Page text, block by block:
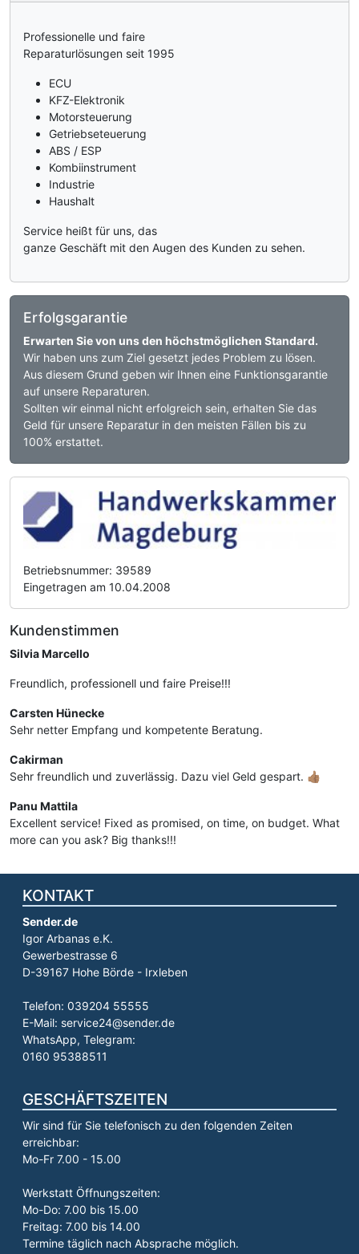
Professionelle und faire
Reparaturlösungen seit 1995
ECU
KFZ-Elektronik
Motorsteuerung
Getriebseteuerung
ABS / ESP
Kombiinstrument
Industrie
Haushalt
Service heißt für uns, das
ganze Geschäft mit den Augen des Kunden zu sehen.
Erfolgsgarantie
Erwarten Sie von uns den höchstmöglichen Standard.
Wir haben uns zum Ziel gesetzt jedes Problem zu lösen.
Aus diesem Grund geben wir Ihnen eine Funktionsgarantie
auf unsere Reparaturen.
Sollten wir einmal nicht erfolgreich sein, erhalten Sie das
Geld für unsere Reparatur in den meisten Fällen bis zu
100% erstattet.
Betriebsnummer: 39589
Eingetragen am 10.04.2008
Kundenstimmen
Silvia Marcello
Freundlich, professionell und faire Preise!!!
Carsten Hünecke
Sehr netter Empfang und kompetente Beratung.
Cakirman
Sehr freundlich und zuverlässig. Dazu viel Geld gespart. 👍🏽
Panu Mattila
Excellent service! Fixed as promised, on time, on budget. What
more can you ask? Big thanks!!!
KONTAKT
Sender.de
Igor Arbanas e.K.
Gewerbestrasse 6
D-39167 Hohe Börde - Irxleben
Telefon: 039204 55555
E-Mail: service24@sender.de
WhatsApp, Telegram:
0160 95388511
GESCHÄFTSZEITEN
Wir sind für Sie telefonisch zu den folgenden Zeiten
erreichbar:
Mo-Fr 7.00 - 15.00
Werkstatt Öffnungszeiten:
Mo-Do: 7.00 bis 15.00
Freitag: 7.00 bis 14.00
Termine täglich nach Absprache möglich.